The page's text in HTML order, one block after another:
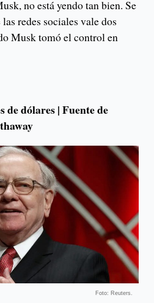
no está yendo tan bien. Se
redes sociales vale dos
Musk tomó el control en
de dólares | Fuente de
Foto: Reuters.